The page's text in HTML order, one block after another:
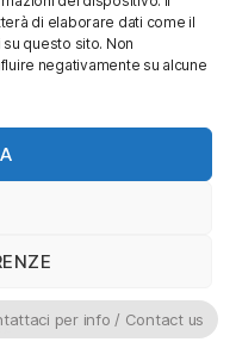
di elaborare dati come il
questo sito. Non
negativamente su alcune
per info / Contact us